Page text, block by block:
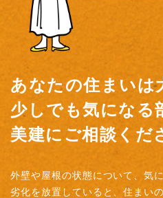
あなたの住まいは
少しでも気になる
美建にご相談くだ
外壁や屋根の状態について、気
劣化を放置していると、住まい